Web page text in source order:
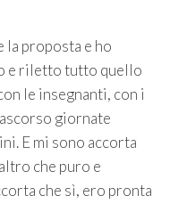
la proposta e ho
e riletto tutto quello
le insegnanti, con i
giornate
E mi sono accorta
che puro e
che sì, ero pronta